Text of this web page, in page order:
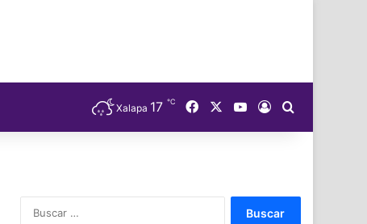
Xalapa 17 ℃ FacebookYouTube
Acceso